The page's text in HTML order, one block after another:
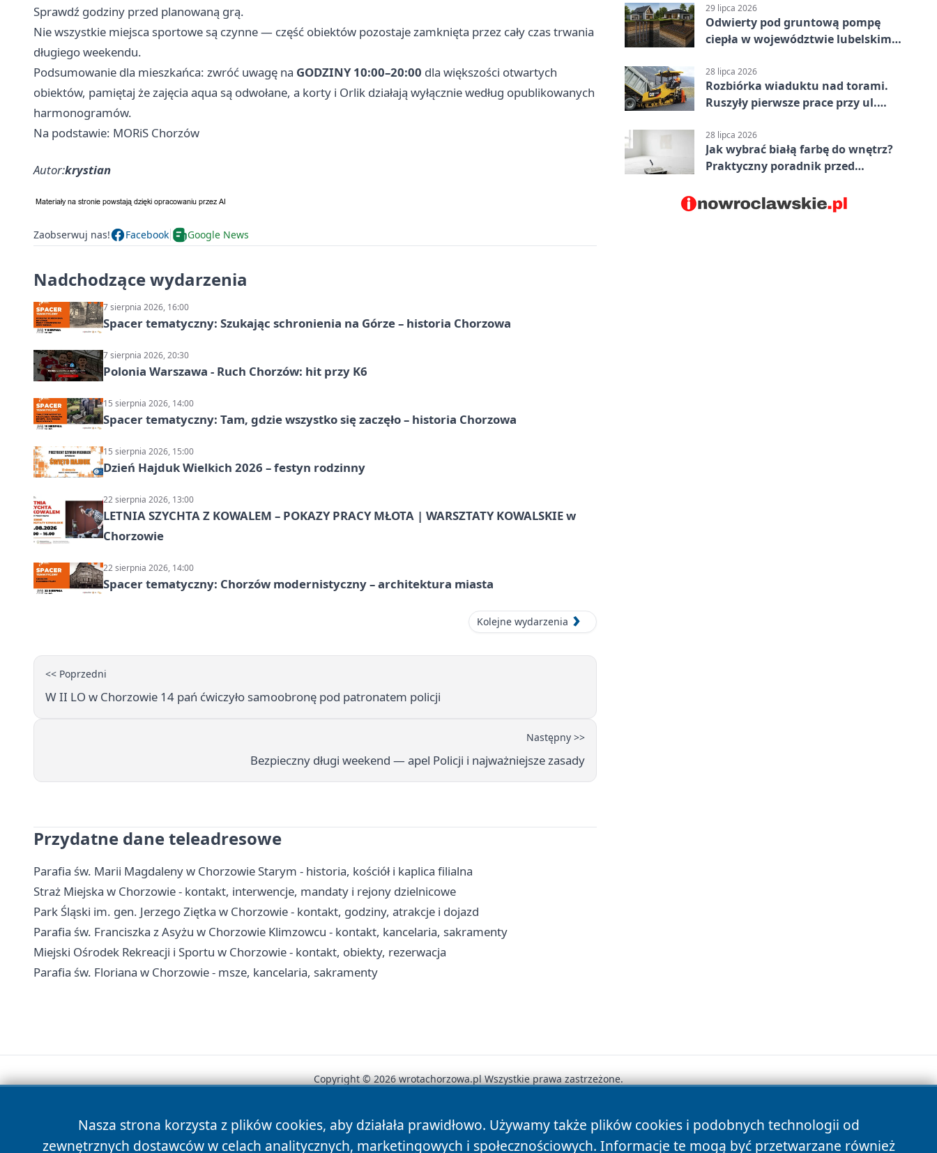
Sprawdź godziny przed planowaną grą.
Nie wszystkie miejsca sportowe są czynne — część obiektów pozostaje zamknięta przez cały czas trwania
długiego weekendu.
Podsumowanie dla mieszkańca: zwróć uwagę na GODZINY 10:00–20:00 dla większości otwartych
obiektów, pamiętaj że zajęcia aqua są odwołane, a korty i Orlik działają wyłącznie według opublikowanych
harmonogramów.
Na podstawie: MORiS Chorzów
Autor:krystian
Zaobserwuj nas! Facebook Google News
Nadchodzące wydarzenia
7 sierpnia 2026, 16:00
Spacer tematyczny: Szukając schronienia na Górze – historia Chorzowa
7 sierpnia 2026, 20:30
Polonia Warszawa - Ruch Chorzów: hit przy K6
15 sierpnia 2026, 14:00
Spacer tematyczny: Tam, gdzie wszystko się zaczęło – historia Chorzowa
15 sierpnia 2026, 15:00
Dzień Hajduk Wielkich 2026 – festyn rodzinny
22 sierpnia 2026, 13:00
LETNIA SZYCHTA Z KOWALEM – POKAZY PRACY MŁOTA | WARSZTATY KOWALSKIE w
Chorzowie
22 sierpnia 2026, 14:00
Spacer tematyczny: Chorzów modernistyczny – architektura miasta
Kolejne wydarzenia
<< Poprzedni
W II LO w Chorzowie 14 pań ćwiczyło samoobronę pod patronatem policji
Następny >>
Bezpieczny długi weekend — apel Policji i najważniejsze zasady
Przydatne dane teleadresowe
Parafia św. Marii Magdaleny w Chorzowie Starym - historia, kościół i kaplica filialna
Straż Miejska w Chorzowie - kontakt, interwencje, mandaty i rejony dzielnicowe
Park Śląski im. gen. Jerzego Ziętka w Chorzowie - kontakt, godziny, atrakcje i dojazd
Parafia św. Franciszka z Asyżu w Chorzowie Klimzowcu - kontakt, kancelaria, sakramenty
Miejski Ośrodek Rekreacji i Sportu w Chorzowie - kontakt, obiekty, rezerwacja
Parafia św. Floriana w Chorzowie - msze, kancelaria, sakramenty
29 lipca 2026
Odwierty pod gruntową pompę
ciepła w województwie lubelskim -
28 lipca 2026
Rozbiórka wiaduktu nad torami.
Ruszyły pierwsze prace przy ul.
28 lipca 2026
Jak wybrać białą farbę do wnętrz?
Praktyczny poradnik przed
Nasza strona korzysta z plików cookies, aby działała prawidłowo. Używamy także plików cookies i podobnych technologii od
zewnętrznych dostawców w celach analitycznych, marketingowych i społecznościowych. Informacje te mogą być przetwarzane również
Copyright © 2026 wrotachorzowa.pl Wszystkie prawa zastrzeżone.
News Autorzy Polityka Prywatności Polityka Cookies